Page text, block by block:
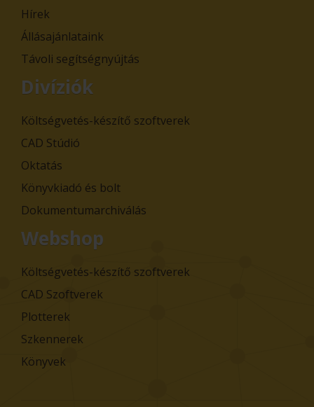
Hírek
Állásajánlataink
Távoli segítségnyújtás
Divíziók
Költségvetés-készítő szoftverek
CAD Stúdió
Oktatás
Könyvkiadó és bolt
Dokumentumarchiválás
Webshop
Költségvetés-készítő szoftverek
CAD Szoftverek
Plotterek
Szkennerek
Könyvek